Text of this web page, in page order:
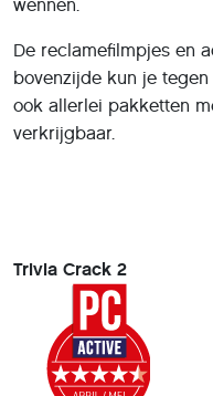
wennen.
De reclamefilmpjes en
bovenzijde kun je
ook allerlei pakketten
verkrijgbaar.
Trivia Crack 2